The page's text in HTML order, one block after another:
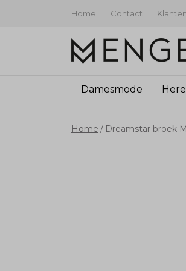
Home Contact
Damesmode
Dreamstar
broekHome Dreamstar broek